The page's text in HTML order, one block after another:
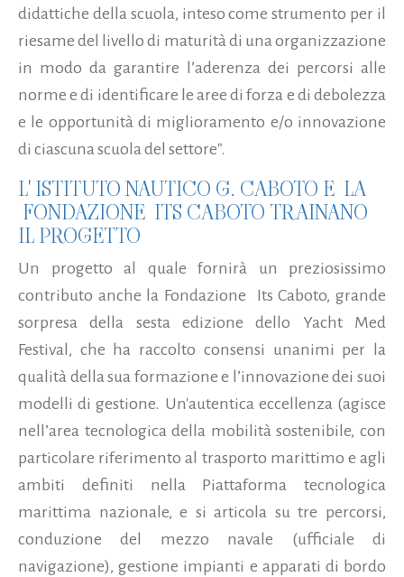
didattiche della scuola, inteso come strumento per il
riesame del livello di maturità di una organizzazione
in modo da garantire l’aderenza dei percorsi alle
norme e di identificare le aree di forza e di debolezza
e le opportunità di miglioramento e/o innovazione
di ciascuna scuola del settore".
L' ISTITUTO NAUTICO G. CABOTO E LA
FONDAZIONE ITS CABOTO TRAINANO
IL PROGETTO
Un progetto al quale fornirà un preziosissimo
contributo anche la Fondazione Its Caboto, grande
sorpresa della sesta edizione dello Yacht Med
Festival, che ha raccolto consensi unanimi per la
qualità della sua formazione e l’innovazione dei suoi
modelli di gestione. Un'autentica eccellenza (agisce
nell’area tecnologica della mobilità sostenibile, con
particolare riferimento al trasporto marittimo e agli
ambiti definiti nella Piattaforma tecnologica
marittima nazionale, e si articola su tre percorsi,
conduzione del mezzo navale (ufficiale di
navigazione), gestione impianti e apparati di bordo